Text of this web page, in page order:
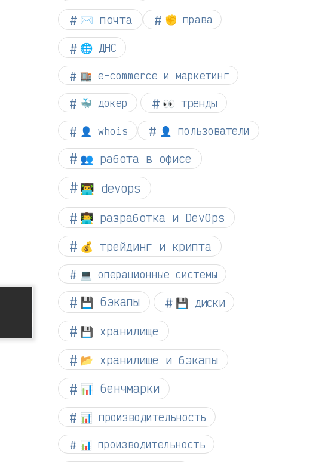
✉️ почта ✊ права
🌐 ДНС
🏬 e-commerce и маркетинг
🐳 докер 👀 тренды
👤 whois 👤 пользователи
👥 работа в офисе
👨‍💻 devops
👨‍💻 разработка и DevOps
💰 трейдинг и крипта
💻 операционные системы
💾 бэкапы 💾 диски
💾 хранилище
📂 хранилище и бэкапы
📊 бенчмарки
📊 производительность
📊 производительность